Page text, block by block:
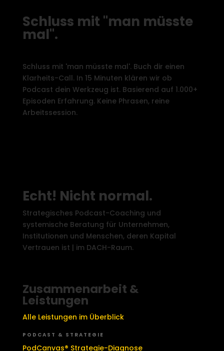
Schluss mit "man müsste
mal".
Schluss mit 'man müsste mal'. Buch dir einen
Klarheits-Call. In 15 Minuten klären wir ob
Podcast dein Werkzeug ist. Basierend auf 1.000+
Episoden Erfahrung. Keine Phrasen, reine
Arbeitssession.
Echt! Nicht normal.
Strategisches Podcast-Coaching und
systemische Beratung für Unternehmen,
Institutionen und Menschen, deren Kapital
Vertrauen ist | im DACH-Raum.
Zusammenarbeit &
Leistungen
Alle Leistungen im Überblick
PODCAST & STRATEGIE
PodCanvas® Strategie-Diagnose